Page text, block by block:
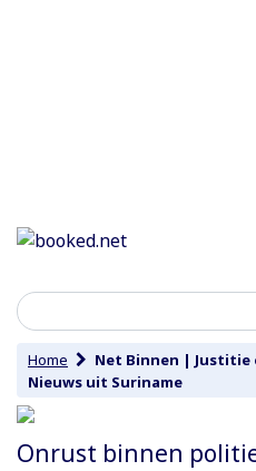
Home Net Binnen | Justitie
Nieuws uit Suriname
Onrust binnen